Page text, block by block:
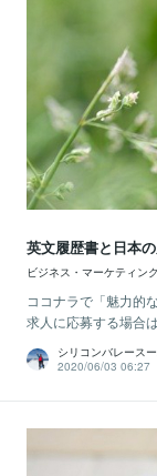
英文履歴書と日本
ビジネス・マーケティン
ココナラで「魅力的
求人に応募する場合
シリコンバレース
2020/06/03 06:27